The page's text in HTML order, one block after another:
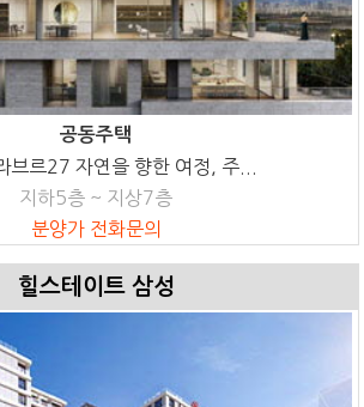
공동주택
브르27 자연을 향한 여정, 주...
지하5층 ~ 지상7층
분양가 전화문의
힐스테이트 삼성